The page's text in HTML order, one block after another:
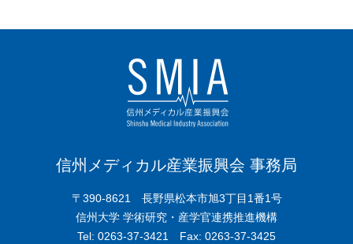
信州メディカル産業振興会 事務局
〒390-8621 長野県松本市旭3丁目1番1号
信州大学 学術研究・産学官連携推進機構
Tel: 0263-37-3421 Fax: 0263-37-3425